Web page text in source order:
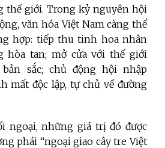
thế giới. Trong kỷ nguyên hội
văn hóa Việt Nam càng thể
hợp: tiếp thu tinh hoa nhân
hòa tan; mở cửa với thế giới
sắc; chủ động hội nhập
mất độc lập, tự chủ về đường
ngoại, những giá trị đó được
phái “ngoại giao cây tre Việt